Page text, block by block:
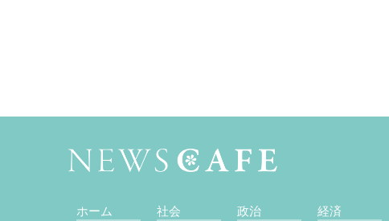
ホーム 社会 政治 経済